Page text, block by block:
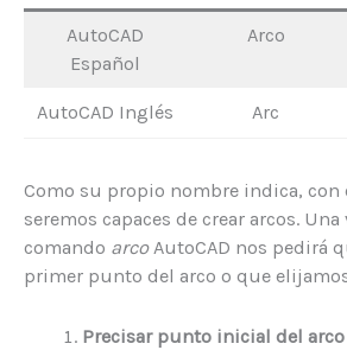
AutoCAD
Español
Arco
AutoCAD Inglés Arc
Como su propio nombre indica, con
seremos capaces de crear arcos.
comando arcoAutoCAD nos pedirá
primer punto del arco o que
Precisar punto inicial del arco